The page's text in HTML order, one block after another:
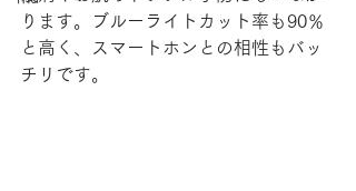
ります。ブルーライトカット率も90％
と高く、スマートホンとの相性もバッ
チリです。